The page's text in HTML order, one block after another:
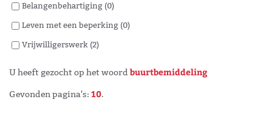
Belangenbehartiging (0)
Leven met een beperking (0)
Vrijwilligerswerk (2)
U heeft gezocht op het woordbuurtbemiddeling
Gevonden pagina's: 10.